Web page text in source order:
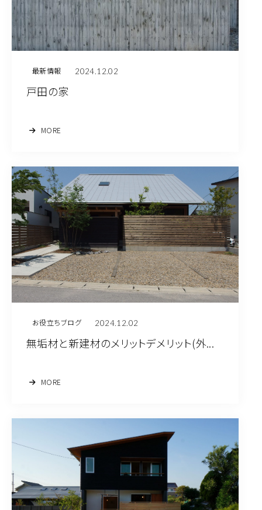
最新情報 2024.12.02
戸田の家
MORE
お役立ちブログ 2024.12.02
無垢材と新建材のメリットデメリット(外...
MORE